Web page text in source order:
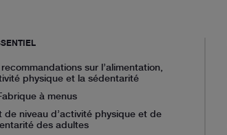
sur l’alimentation,
physique et la sédentarité
à menus
de niveau d’activité physique et de
des adultes